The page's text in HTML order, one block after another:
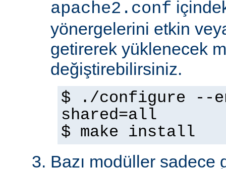
apache2.conf
yönergelerini etkin
getirerek yüklenecek
değiştirebilirsiniz.
$ ./configure --
shared=all
$ make install
Bazı modüller